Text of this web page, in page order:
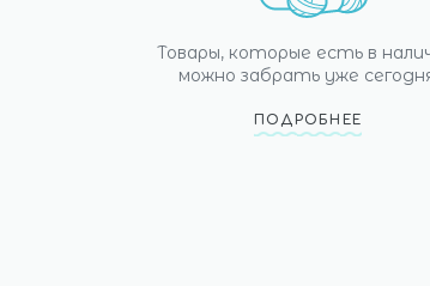
Товары, которые есть в
можно забрать уже
ПОДРОБНЕЕ